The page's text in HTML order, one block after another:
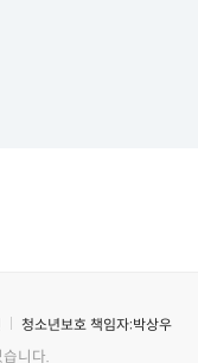
청소년보호 책임자:박상우
니다.